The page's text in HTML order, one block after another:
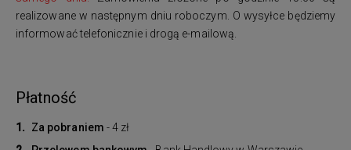
realizowane w następnym dniu roboczym. O wysyłce będziemy
informować telefonicznie i drogą e-mailową.
Płatność
Za pobraniem - 4 zł